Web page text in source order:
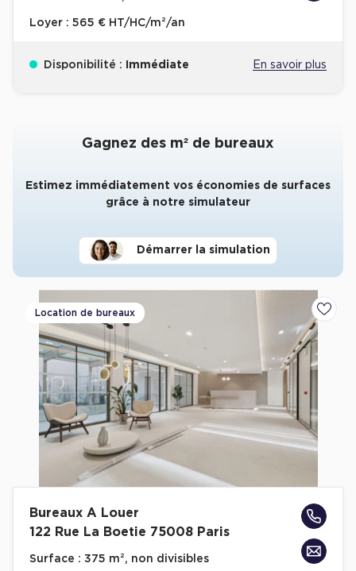
Loyer : 565 € HT/HC/m²/an
Disponibilité : Immédiate En savoir plus
Gagnez des m² de bureaux
Estimez immédiatement vos économies de surfaces
grâce à notre simulateur
Démarrer la simulation
Location de bureaux
Bureaux A Louer
122 Rue La Boetie 75008 Paris
Surface : 375 m², non divisibles